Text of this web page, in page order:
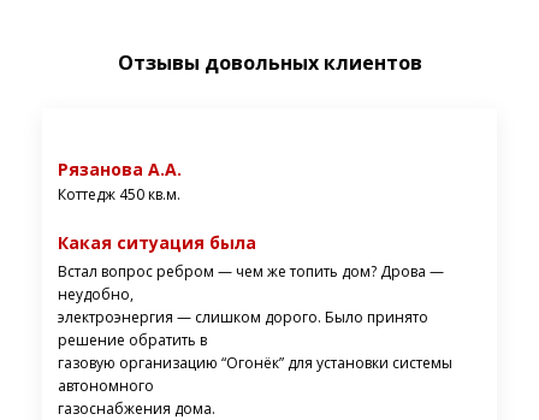
Отзывы довольных клиентов
Рязанова А.А.
Коттедж 450 кв.м.
Какая ситуация была
Встал вопрос ребром — чем же топить дом? Дрова —
неудобно,
электроэнергия — слишком дорого. Было принято
решение обратить в
газовую организацию “Огонёк” для установки системы
автономного
газоснабжения дома.